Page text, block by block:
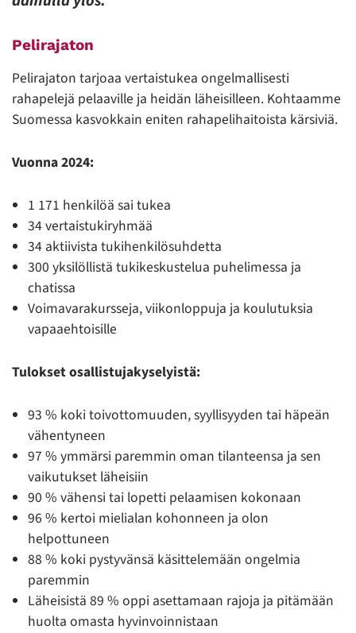
Pelirajaton
Pelirajaton tarjoaa vertaistukea ongelmallisesti
rahapelejä pelaaville ja heidän läheisilleen. Kohtaamme
Suomessa kasvokkain eniten rahapelihaitoista kärsiviä.
Vuonna 2024:
1 171 henkilöä sai tukea
34 vertaistukiryhmää
34 aktiivista tukihenkilösuhdetta
300 yksilöllistä tukikeskustelua puhelimessa ja
chatissa
Voimavarakursseja, viikonloppuja ja koulutuksia
vapaaehtoisille
Tulokset osallistujakyselyistä:
93 % koki toivottomuuden, syyllisyyden tai häpeän
vähentyneen
97 % ymmärsi paremmin oman tilanteensa ja sen
vaikutukset läheisiin
90 % vähensi tai lopetti pelaamisen kokonaan
96 % kertoi mielialan kohonneen ja olon
helpottuneen
88 % koki pystyvänsä käsittelemään ongelmia
paremmin
Läheisistä 89 % oppi asettamaan rajoja ja pitämään
huolta omasta hyvinvoinnistaan